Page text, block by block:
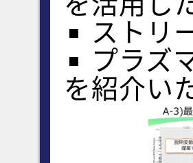
ストリ
プラズ
を紹介い